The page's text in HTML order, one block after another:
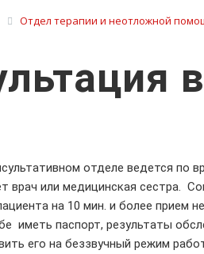
Отдел терапии и неотложной
отделе ведется по
врач или медицинская сестра.
на 10 мин. и более прием
иметь паспорт, результаты
его на беззвучный режим